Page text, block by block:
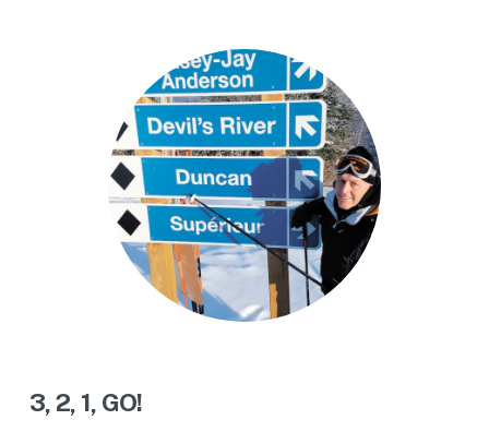
3, 2, 1, GO!